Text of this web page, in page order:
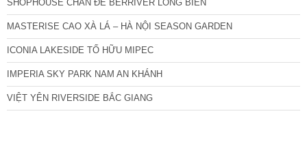
SHOPHOUSE CHÂN ĐẾ BERRIVER LONG BIÊN
MASTERISE CAO XÀ LÁ – HÀ NỘI SEASON GARDEN
ICONIA LAKESIDE TỐ HỮU MIPEC
IMPERIA SKY PARK NAM AN KHÁNH
VIỆT YÊN RIVERSIDE BẮC GIANG